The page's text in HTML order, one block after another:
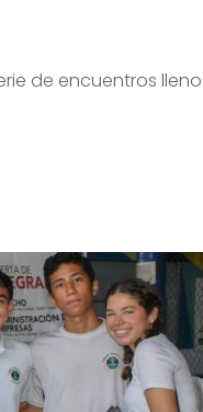
de encuentros